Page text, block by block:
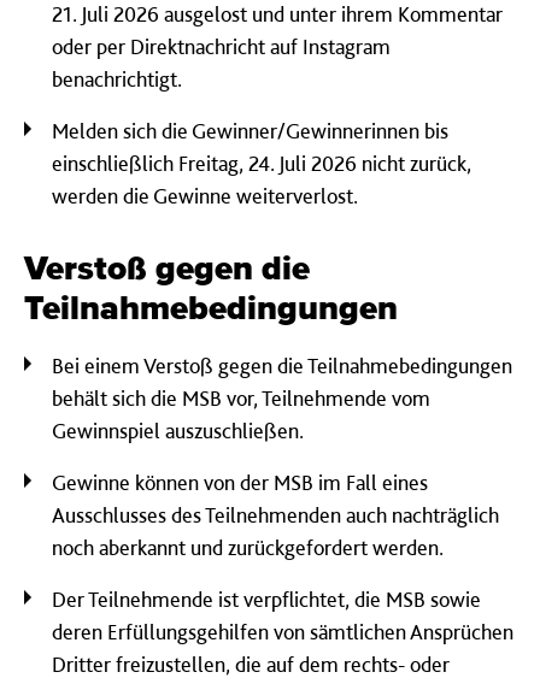
21. Juli 2026 ausgelost und unter ihrem Kommentar
oder per Direktnachricht auf Instagram
benachrichtigt.
Melden sich die Gewinner/Gewinnerinnen bis
einschließlich Freitag, 24. Juli 2026 nicht zurück,
werden die Gewinne weiterverlost.
Verstoß gegen die
Teilnahmebedingungen
Bei einem Verstoß gegen die Teilnahmebedingungen
behält sich die MSB vor, Teilnehmende vom
Gewinnspiel auszuschließen.
Gewinne können von der MSB im Fall eines
Ausschlusses des Teilnehmenden auch nachträglich
noch aberkannt und zurückgefordert werden.
Der Teilnehmende ist verpflichtet, die MSB sowie
deren Erfüllungsgehilfen von sämtlichen Ansprüchen
Dritter freizustellen, die auf dem rechts- oder